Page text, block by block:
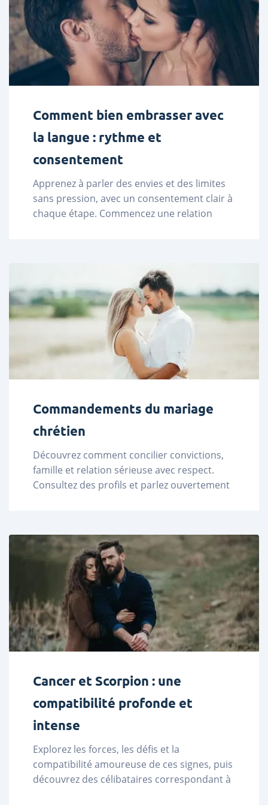
Comment bien embrasser avec
la langue : rythme et
consentement
Apprenez à parler des envies et des limites
sans pression, avec un consentement clair à
chaque étape. Commencez une relation
Commandements du mariage
chrétien
Découvrez comment concilier convictions,
famille et relation sérieuse avec respect.
Consultez des profils et parlez ouvertement
Cancer et Scorpion : une
compatibilité profonde et
intense
Explorez les forces, les défis et la
compatibilité amoureuse de ces signes, puis
découvrez des célibataires correspondant à